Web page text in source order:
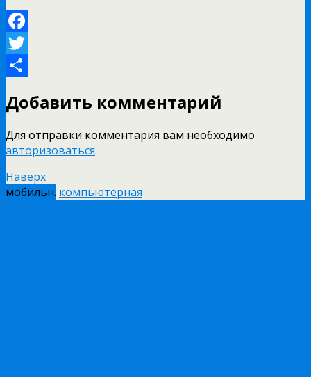
Facebook
Twitter
Добавить комментарий
Для отправки комментария вам необходимо
авторизоваться.
Наверх
мобильн. компьютерная